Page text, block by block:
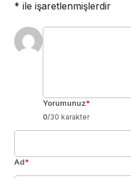
* ile işaretlenmişlerdir
Yorumunuz*
0/30 karakter
Ad*